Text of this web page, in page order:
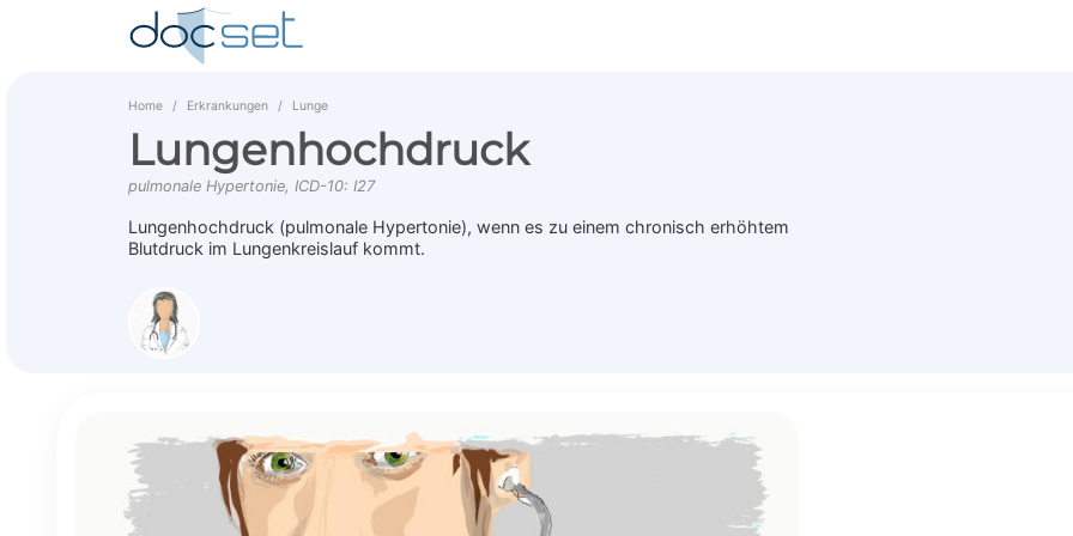
Home Erkrankungen Lunge
Lungenhochdruck
pulmonale Hypertonie, ICD-10: I27
Lungenhochdruck (pulmonale Hypertonie), wenn es zu einem chronisch erhöhtem
Blutdruck im Lungenkreislauf kommt.